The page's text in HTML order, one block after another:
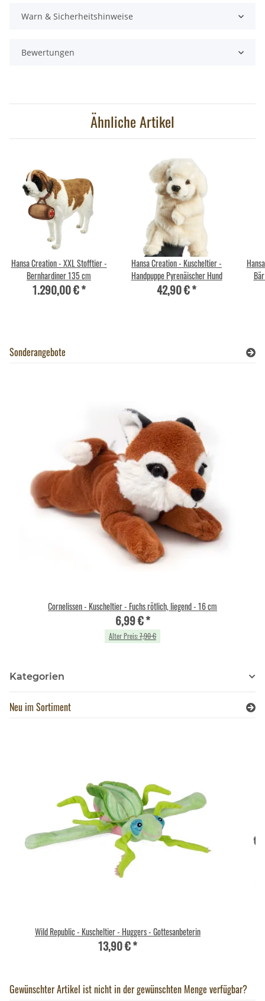
Warn & Sicherheitshinweise
Bewertungen
Ähnliche Artikel
Hansa Creation - XXL Stofftier -
Bernhardiner 135 cm
1.290,00 €*
Hansa Creation - Kuscheltier -
Handpuppe Pyrenäischer Hund
42,90 €*
Sonderangebote
Cornelissen - Kuscheltier - Fuchs rötlich, liegend - 16 cm
6,99 €*
Alter Preis:7,90 €
Kategorien
Neu im Sortiment
Wild Republic - Kuscheltier - Huggers - Gottesanbeterin
13,90 €*
Gewünschter Artikel ist nicht in der gewünschten Menge verfügbar?